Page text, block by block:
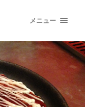
メニュー